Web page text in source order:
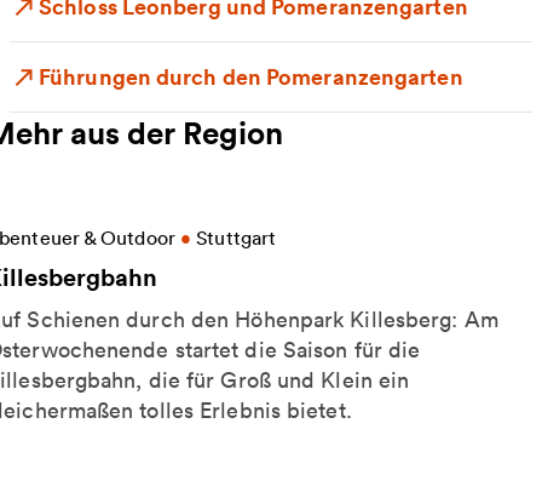
Schloss Leonberg und Pomeranzengarten
Führungen durch den Pomeranzengarten
aus der Region
& Outdoor • Stuttgart
Schienen durch den Höhenpark Killesberg: Am
startet die Saison für die
die für Groß und Klein ein
tolles Erlebnis bietet.
Informationen zu Killesbergbahn